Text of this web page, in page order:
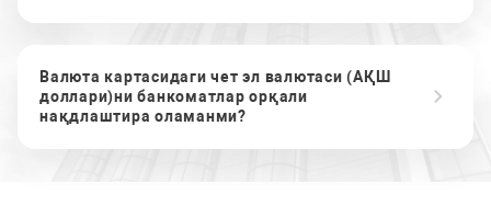
Валюта картасидаги чет эл валютаси (АҚШ
доллари)ни банкоматлар орқали
нақдлаштира оламанми?